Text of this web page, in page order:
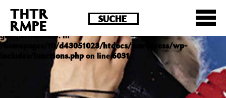
Deprecated : Die Funktion post_permalink ist seit
Version 4.4.0 veraltet! Verwende stattdessen
get_permalink(). in
/homepages/10/d43051023/htdocs/wordpress/wp-
includes/functions.phpon line6031
THTR
RMPE